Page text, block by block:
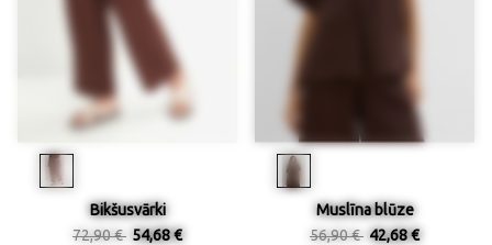
Bikšusvārki
72,90 € 54,68 €
Muslīna blūze
56,90 € 42,68 €